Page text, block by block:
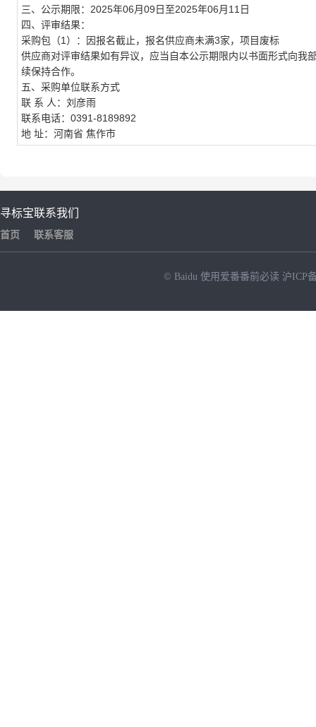
三、公示期限：2025年06月09日至2025年06月11日
四、评审结果：
采购包（1）：因报名截止，报名供应商未满3家，项目废标
供应商对评审结果如有异议，应当自本公示期限内以书面形式向
续保持合作。
五、采购单位联系方式
联 系 人：刘彦雨
联系电话：0391-8189892
地 址：河南省 焦作市
寻标宝
首页
联系我们
联系客服
© Baidu 使用爱番番前必读 沪ICP